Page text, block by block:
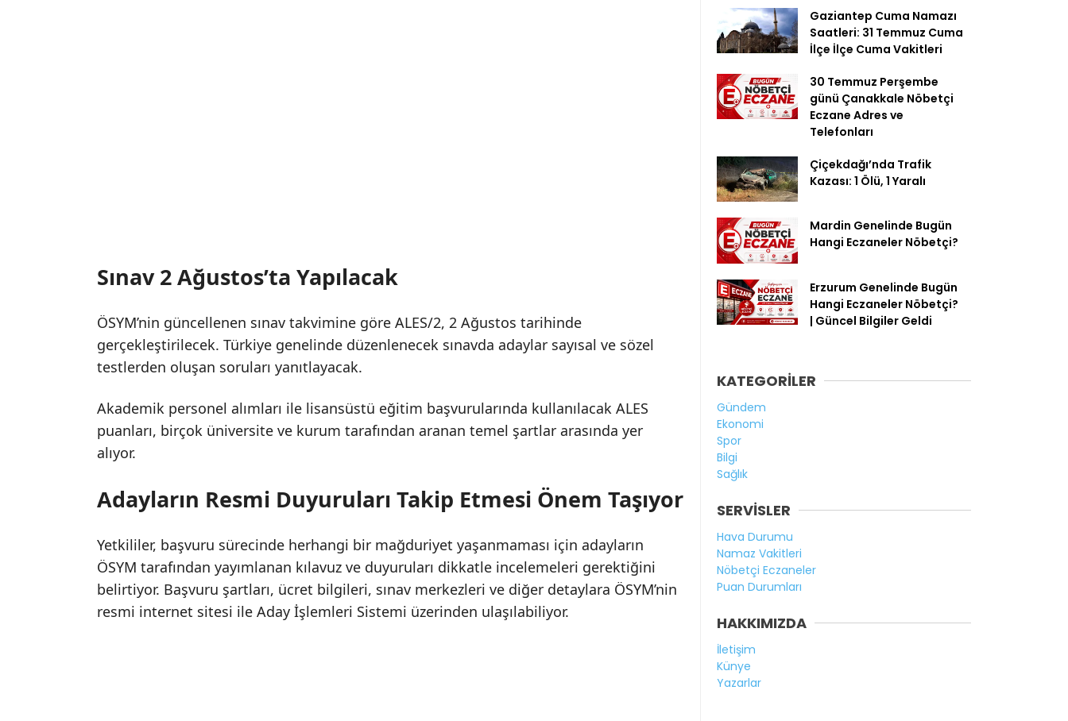
Sınav 2 Ağustos’ta Yapılacak
ÖSYM’nin güncellenen sınav takvimine göre ALES/2, 2 Ağustos tarihinde
gerçekleştirilecek. Türkiye genelinde düzenlenecek sınavda adaylar sayısal ve sözel
testlerden oluşan soruları yanıtlayacak.
Akademik personel alımları ile lisansüstü eğitim başvurularında kullanılacak ALES
puanları, birçok üniversite ve kurum tarafından aranan temel şartlar arasında yer
alıyor.
Adayların Resmi Duyuruları Takip Etmesi Önem Taşıyor
Yetkililer, başvuru sürecinde herhangi bir mağduriyet yaşanmaması için adayların
ÖSYM tarafından yayımlanan kılavuz ve duyuruları dikkatle incelemeleri gerektiğini
belirtiyor. Başvuru şartları, ücret bilgileri, sınav merkezleri ve diğer detaylara ÖSYM’nin
resmi internet sitesi ile Aday İşlemleri Sistemi üzerinden ulaşılabiliyor.
Gaziantep Cuma Namazı
Saatleri: 31 Temmuz Cuma
İlçe İlçe Cuma Vakitleri
30 Temmuz Perşembe
günü Çanakkale Nöbetçi
Eczane Adres ve
Telefonları
Çiçekdağı’nda Trafik
Kazası: 1 Ölü, 1 Yaralı
Mardin Genelinde Bugün
Hangi Eczaneler Nöbetçi?
Erzurum Genelinde Bugün
Hangi Eczaneler Nöbetçi?
| Güncel Bilgiler Geldi
KATEGORİLER
Gündem
Ekonomi
Spor
Bilgi
Sağlık
SERVİSLER
Hava Durumu
Namaz Vakitleri
Nöbetçi Eczaneler
Puan Durumları
HAKKIMIZDA
İletişim
Künye
Yazarlar